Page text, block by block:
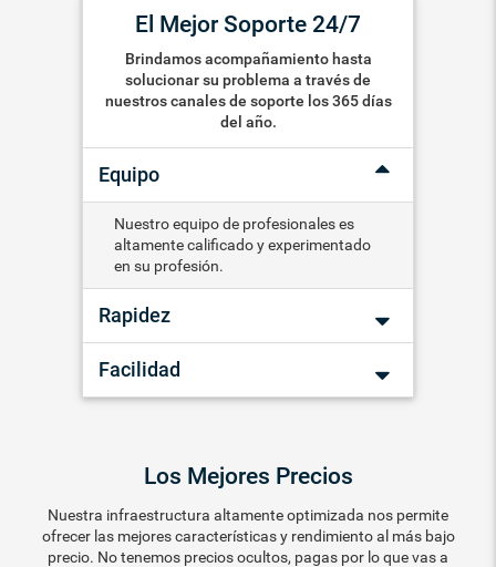
El Mejor Soporte 24/7
Brindamos acompañamiento hasta
solucionar su problema a través de
nuestros canales de soporte los 365 días
del año.
Equipo
Nuestro equipo de profesionales es
altamente calificado y experimentado
en su profesión.
Rapidez
Facilidad
Los Mejores Precios
Nuestra infraestructura altamente optimizada nos permite
ofrecer las mejores características y rendimiento al más bajo
precio. No tenemos precios ocultos, pagas por lo que vas a